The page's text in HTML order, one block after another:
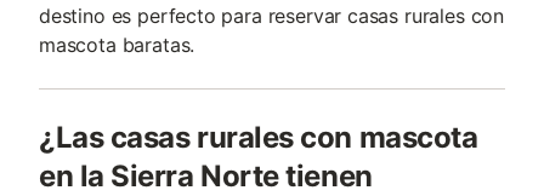
destino es perfecto para reservar casas rurales con
mascota baratas.
¿Las casas rurales con mascota
en la Sierra Norte tienen